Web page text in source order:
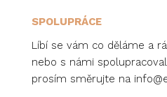
SPOLUPRÁCE
Líbí se vám co děláme a
nebo s námi
prosím směrujte na